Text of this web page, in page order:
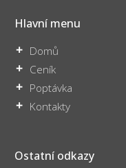
Hlavní menu
Domů
Ceník
Poptávka
Kontakty
Ostatní odkazy